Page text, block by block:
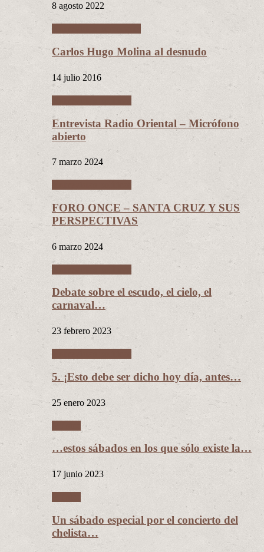
8 agosto 2022
Carlos Hugo Molina al desnudo
14 julio 2016
Entrevista Radio Oriental – Micrófono
abierto
7 marzo 2024
FORO ONCE – SANTA CRUZ Y SUS
PERSPECTIVAS
6 marzo 2024
Debate sobre el escudo, el cielo, el
carnaval…
23 febrero 2023
5. ¡Esto debe ser dicho hoy día, antes…
25 enero 2023
…estos sábados en los que sólo existe la…
17 junio 2023
Un sábado especial por el concierto del
chelista…